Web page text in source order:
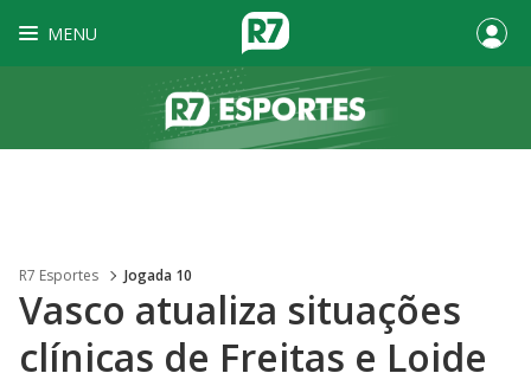
MENU
R7 Esportes Jogada 10
Vasco atualiza situações
clínicas de Freitas e Loide